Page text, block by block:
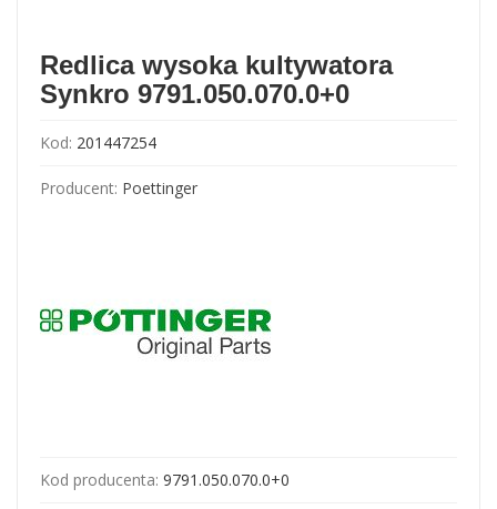
Redlica wysoka kultywatora
Synkro 9791.050.070.0+0
Kod: 201447254
Producent: Poettinger
Kod producenta: 9791.050.070.0+0